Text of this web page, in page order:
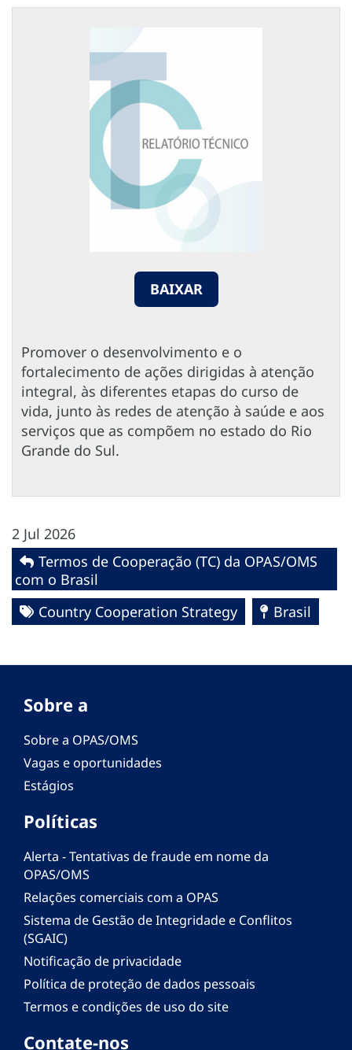
BAIXAR
Promover o desenvolvimento e o
fortalecimento de ações dirigidas à atenção
integral, às diferentes etapas do curso de
vida, junto às redes de atenção à saúde e aos
serviços que as compõem no estado do Rio
Grande do Sul.
2 Jul 2026
Termos de Cooperação (TC) da OPAS/OMS
com o Brasil
Country Cooperation Strategy
Brasil
Sobre a
Sobre a OPAS/OMS
Vagas e oportunidades
Estágios
Políticas
Alerta - Tentativas de fraude em nome da
OPAS/OMS
Relações comerciais com a OPAS
Sistema de Gestão de Integridade e Conflitos
(SGAIC)
Notificação de privacidade
Política de proteção de dados pessoais
Termos e condições de uso do site
Contate-nos